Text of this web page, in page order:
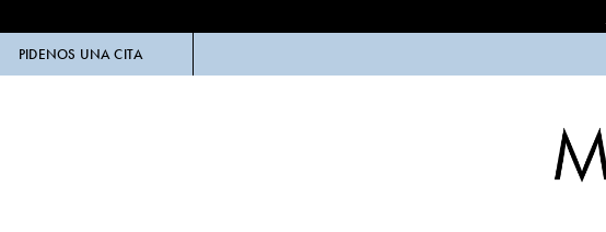
PIDENOS UNA CITA